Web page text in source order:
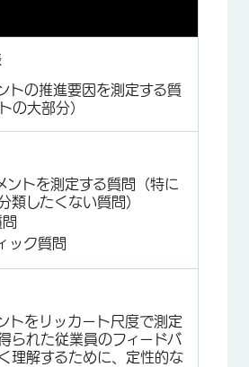
×
トの推進要因を測定する質
の大部分）
ントを測定する質問（特に
類したくない質問）
ック質問
トをリッカート尺度で測定
られた従業員のフィードバ
理解するために、定性的な